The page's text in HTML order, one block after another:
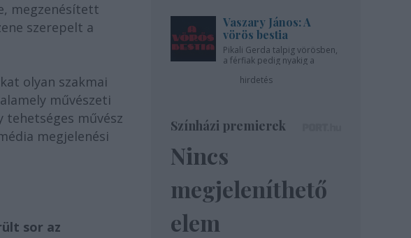
megzenésített
szerepelt a
olyan szakmai
művészeti
tehetséges művész
megjelenési
sor az
Vaszary János: A
vörös bestia
Pikali Gerda talpig vörösben,
a férfiak pedig nyakig a
hirdetés
Színházi premierek
Nincs
megjeleníthető
elem